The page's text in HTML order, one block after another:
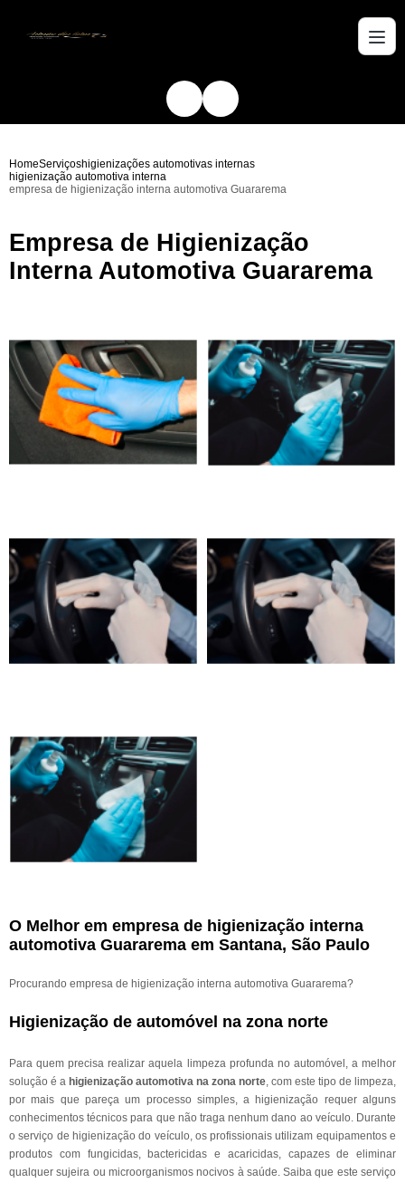
HomeServiçoshigienizações automotivas internas
higienização automotiva interna
empresa de higienização interna automotiva Guararema
Empresa de Higienização
Interna Automotiva Guararema
O Melhor em empresa de higienização interna
automotiva Guararema em Santana, São Paulo
Procurando empresa de higienização interna automotiva Guararema?
Higienização de automóvel na zona norte
Para quem precisa realizar aquela limpeza profunda no automóvel, a melhor
solução é a higienização automotiva na zona norte, com este tipo de limpeza,
por mais que pareça um processo simples, a higienização requer alguns
conhecimentos técnicos para que não traga nenhum dano ao veículo. Durante
o serviço de higienização do veículo, os profissionais utilizam equipamentos e
produtos com fungicidas, bactericidas e acaricidas, capazes de eliminar
qualquer sujeira ou microorganismos nocivos à saúde. Saiba que este serviço